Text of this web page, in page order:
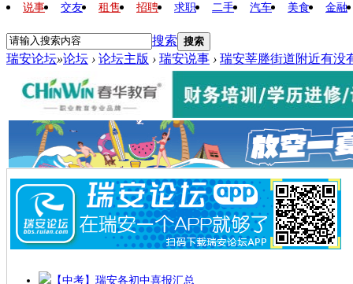
说事 交友 租售 招聘 求职 二手 汽车 美食 金融
搜索 搜索
瑞安论坛»论坛 › 论坛主版 › 瑞安说事 › 瑞安莘塍街道附近有没
【中考】瑞安各初中喜报汇总